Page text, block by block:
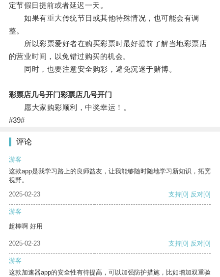
定节假日提前或者延迟一天。
如果有重大传统节日或其他特殊情况，也可能会有调
整。
所以彩票爱好者在购买彩票时最好提前了解当地彩票店
的营业时间，以免错过购买的机会。
同时，也要注意安全购彩，避免沉迷于赌博。
彩票店几号开门彩票店几号开门
愿大家购彩顺利，中奖幸运！。
#39#
评论
游客
这款app是我学习路上的良师益友，让我能够随时随地学习新知识，拓宽
视野。
2025-02-23
支持[0] 反对[0]
游客
超棒啊 好用
2025-02-23 支持[0] 反对[0]
游客
这款加速器app的安全性有待提高，可以加强防护措施，比如增加双重验